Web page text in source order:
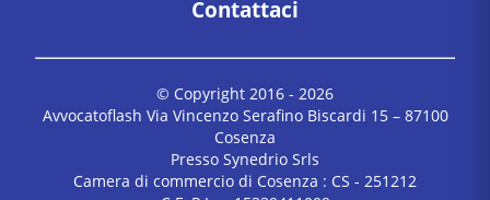
Contattaci
© Copyright 2016 - 2026
Avvocatoflash Via Vincenzo Serafino Biscardi 15 – 87100
Cosenza
Presso Synedrio Srls
Camera di commercio di Cosenza : CS - 251212